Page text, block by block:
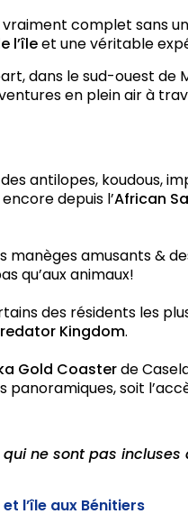
complet sans
l’îleet une véritable
dans le sud-ouest de
en plein air à
antilopes, koudous,
depuis l’African
manèges amusants &
qu’aux animaux!
des résidents les
Kingdom.
Gold Coasterde
panoramiques, soit
ne sont pas
l’île aux Bénitiers